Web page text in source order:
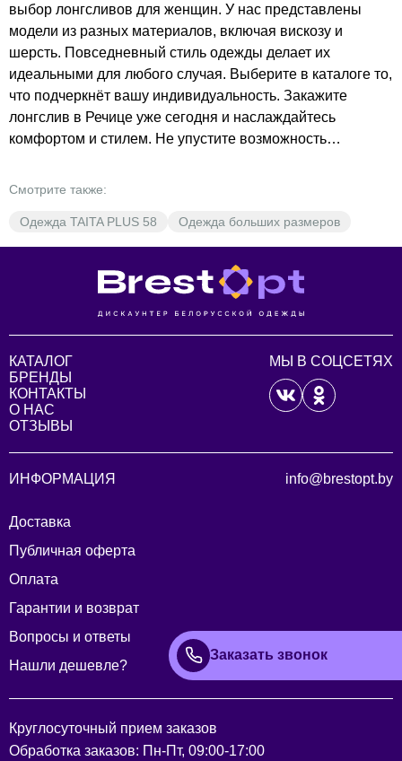
выбор лонгсливов для женщин. У нас представлены
модели из разных материалов, включая вискозу и
шерсть. Повседневный стиль одежды делает их
идеальными для любого случая. Выберите в каталоге то,
что подчеркнёт вашу индивидуальность. Закажите
лонгслив в Речице уже сегодня и наслаждайтесь
комфортом и стилем. Не упустите возможность
Добавьте выбранный лонгслив в корзину и оформите
Смотрите также:
Одежда TAITA PLUS 58 Одежда больших размеров
КАТАЛОГ
БРЕНДЫ
КОНТАКТЫ
О НАС
ОТЗЫВЫ
МЫ В СОЦСЕТЯХ
ИНФОРМАЦИЯ
Доставка
Публичная оферта
Оплата
Гарантии и возврат
Вопросы и ответы
Нашли дешевле?
info@brestopt.by
Заказать звонок
Круглосуточный прием заказов
Обработка заказов: Пн-Пт, 09:00-17:00